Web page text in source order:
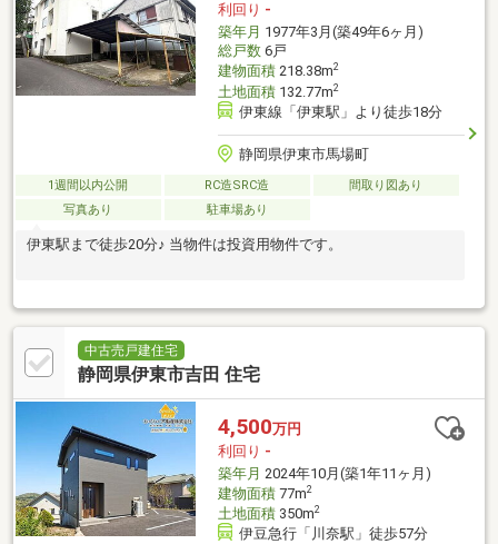
利回り -
築年月 1977年3月(築49年6ヶ月)
総戸数6戸
建物面積218.38m2
土地面積132.77m2
伊東線「伊東駅」より徒歩18分
静岡県伊東市馬場町
1週間以内公開 RC造SRC造
間取り図あり
写真あり
駐車場あり
伊東駅まで徒歩20分♪ 当物件は投資用物件です。
中古売戸建住宅
静岡県伊東市吉田 住宅
4,500万円
利回り -
築年月 2024年10月(築1年11ヶ月)
建物面積77m2
土地面積350m2
伊豆急行「川奈駅」徒歩57分